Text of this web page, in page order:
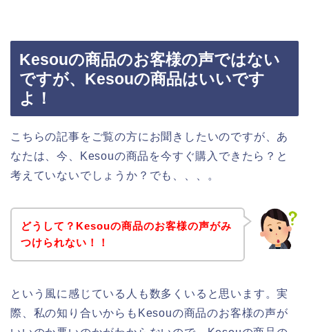
Kesouの商品のお客様の声ではない
ですが、Kesouの商品はいいです
よ！
こちらの記事をご覧の方にお聞きしたいのですが、あ
なたは、今、Kesouの商品を今すぐ購入できたら？と
考えていないでしょうか？でも、、、。
どうして？Kesouの商品のお客様の声がみ
つけられない！！
という風に感じている人も数多くいると思います。実
際、私の知り合いからもKesouの商品のお客様の声が